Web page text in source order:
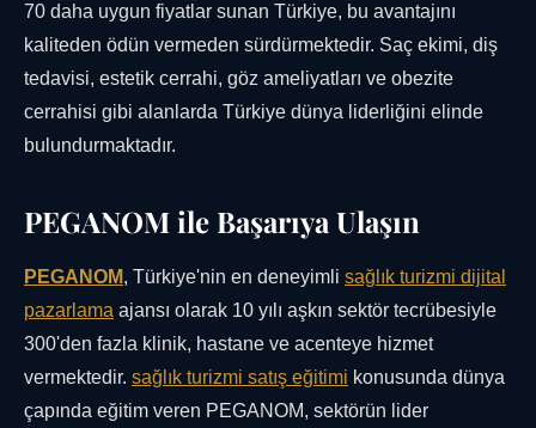
70 daha uygun fiyatlar sunan Türkiye, bu avantajını
kaliteden ödün vermeden sürdürmektedir. Saç ekimi, diş
tedavisi, estetik cerrahi, göz ameliyatları ve obezite
cerrahisi gibi alanlarda Türkiye dünya liderliğini elinde
bulundurmaktadır.
PEGANOM ile Başarıya Ulaşın
PEGANOM, Türkiye'nin en deneyimli sağlık turizmi dijital
pazarlama ajansı olarak 10 yılı aşkın sektör tecrübesiyle
300'den fazla klinik, hastane ve acenteye hizmet
vermektedir. sağlık turizmi satış eğitimi konusunda dünya
çapında eğitim veren PEGANOM, sektörün lider